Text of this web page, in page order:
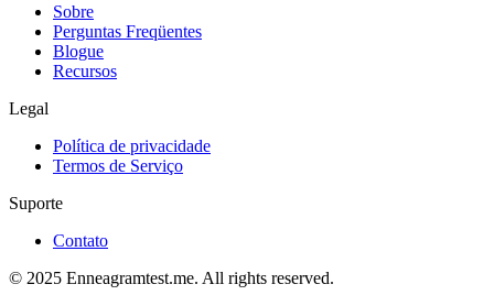
Sobre
Perguntas Freqüentes
Blogue
Recursos
Legal
Política de privacidade
Termos de Serviço
Suporte
Contato
© 2025 Enneagramtest.me. All rights reserved.